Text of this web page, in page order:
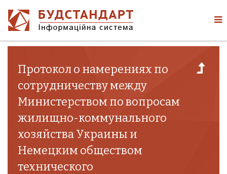
Протокол о намерениях по
сотрудничеству между
Министерством по вопросам
жилищно-коммунального
хозяйства Украины и
Немецким обществом
технического